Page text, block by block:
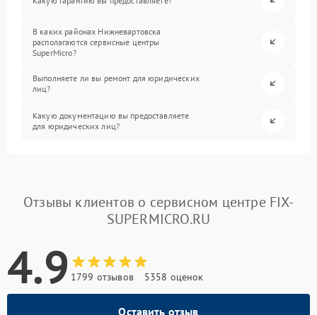
В каких районах Нижневартовска
располагаются сервисные центры
SuperMicro?
Выполняете ли вы ремонт для юридических
лиц?
Какую документацию вы предоставляете
для юридических лиц?
Отзывы клиентов о сервисном центре FIX-
SUPERMICRO.RU
4.9 1799 отзывов 5358 оценок
Оставить отзыв